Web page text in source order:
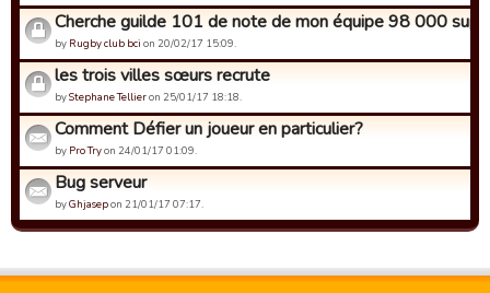
Cherche guilde 101 de note de mon équipe 98 000
by Rugby club bci on 20/02/17 15:09.
les trois villes sœurs recrute
byStephane Tellieron 25/01/17 18:18.
Comment Défier un joueur en particulier?
by Pro Tryon 24/01/17 01:09.
Bug serveur
byGhjasepon 21/01/17 07:17.